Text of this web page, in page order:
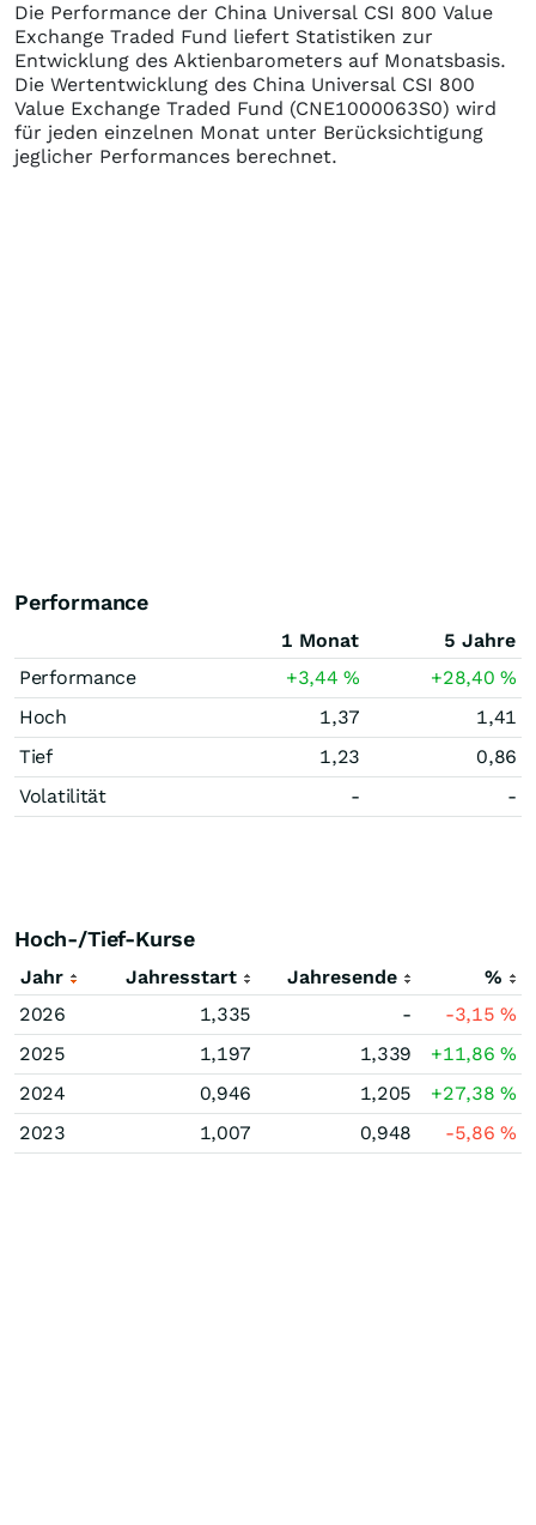
Die Performance der China Universal CSI 800 Value
Exchange Traded Fund liefert Statistiken zur
Entwicklung des Aktienbarometers auf Monatsbasis.
Die Wertentwicklung des China Universal CSI 800
Value Exchange Traded Fund (CNE1000063S0) wird
für jeden einzelnen Monat unter Berücksichtigung
jeglicher Performances berechnet.
Performance
1 Monat
5 Jahre
Performance
+3,44% +28,40%
Hoch
1,37
1,41
Tief
1,23
0,86
Volatilität
- -
Hoch-/Tief-Kurse
Jahr Jahresstart Jahresende
%
2026
1,335 - -3,15%
2025
1,197 1,339 +11,86%
2024
0,946 1,205 +27,38%
2023
1,007 0,948 -5,86%